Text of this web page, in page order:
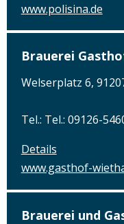
www.polisina.de
Brauerei
Welserplatz 6,
Tel.: Tel.: 09126-
Details
www.gasthof-
Brauerei und